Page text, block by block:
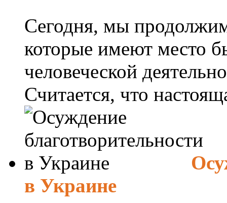
Сегодня, мы
которые имеют место
человеческой
Считается, что
в Украине